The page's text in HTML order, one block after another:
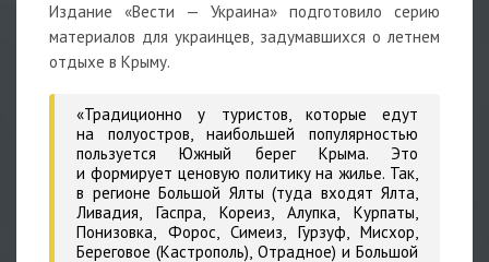
Издание «Вести — Украина» подготовило серию
материалов для украинцев, задумавшихся о летнем
отдыхе в Крыму.
«Традиционно у туристов, которые едут
на полуостров, наибольшей популярностью
пользуется Южный берег Крыма. Это
и формирует ценовую политику на жилье. Так,
в регионе Большой Ялты (туда входят Ялта,
Ливадия, Гаспра, Кореиз, Алупка, Курпаты,
Понизовка, Форос, Симеиз, Гурзуф, Мисхор,
Береговое (Кастрополь), Отрадное) и Большой